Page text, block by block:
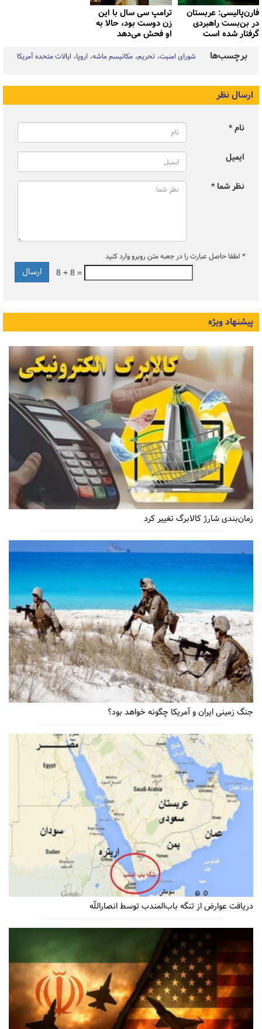
فارن‌پالیسی: عربستان
در بن‌بست راهبردی
گرفتار شده است
ترامپ سی سال با این
زن دوست بود، حالا به
او فحش می‌دهد
برچسب‌ها شورای امنیت تحریم مکانیسم ماشه اروپا ایالات متحده آمریکا
ارسال نظر
نام *
ایمیل
نظر شما *
* لطفا حاصل عبارت را در جعبه متن روبرو وارد کنید
8 + 8 =
پیشنهاد ویژه
زمان‌بندی شارژ کالابرگ تغییر کرد
جنگ زمینی ایران و آمریکا چگونه خواهد بود؟
دریافت عوارض از تنگه باب‌المندب توسط انصاراللّه